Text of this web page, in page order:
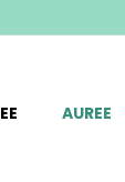
AUREE